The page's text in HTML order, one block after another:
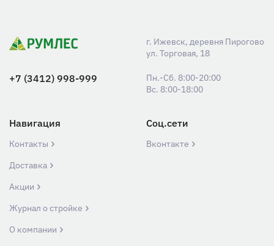
г. Ижевск, деревня Пирогово
ул. Торговая, 18
+7 (3412) 998-999
Пн.-Сб. 8:00-20:00
Вс. 8:00-18:00
Навигация
Контакты
Доставка
Акции
Журнал о стройке
О компании
Соц.сети
Вконтакте